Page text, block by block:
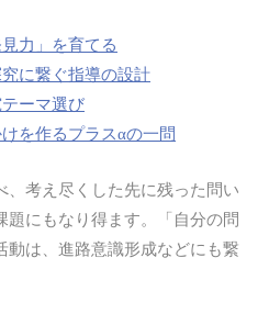
力」を育てる
に繋ぐ指導の設計
ーマ選び
を作るプラスαの一問
、考え尽くした先に残った問い
題にもなり得ます。「自分の問
動は、進路意識形成などにも繋